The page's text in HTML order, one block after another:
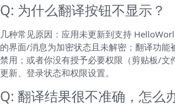
Q: 为什么翻译按钮不显示？
几种常见原因：应用未更新到支持
的界面/消息为加密状态且未解密；翻译功能
禁用；或者你没有授予必要权限（剪贴板/文
更新、登录状态和权限设置。
Q: 翻译结果很不准确，怎么